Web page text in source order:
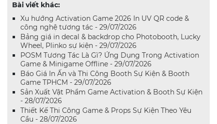
Bài viết khác:
Xu hướng Activation Game 2026 In UV QR code &
công nghệ tương tác - 29/07/2026
Bảng giá in decal & backdrop cho Photobooth, Lucky
Wheel, Plinko sự kiện - 29/07/2026
POSM Tương Tác Là Gì? Ứng Dụng Trong Activation
Game & Minigame Offline - 29/07/2026
Báo Giá In Ấn và Thi Công Booth Sự Kiện & Booth
Game TPHCM - 29/07/2026
Sản Xuất Vật Phẩm Game Activation & Booth Sự Kiện
- 28/07/2026
Thiết Kế Thi Công Game & Props Sự Kiện Theo Yêu
Cầu - 28/07/2026